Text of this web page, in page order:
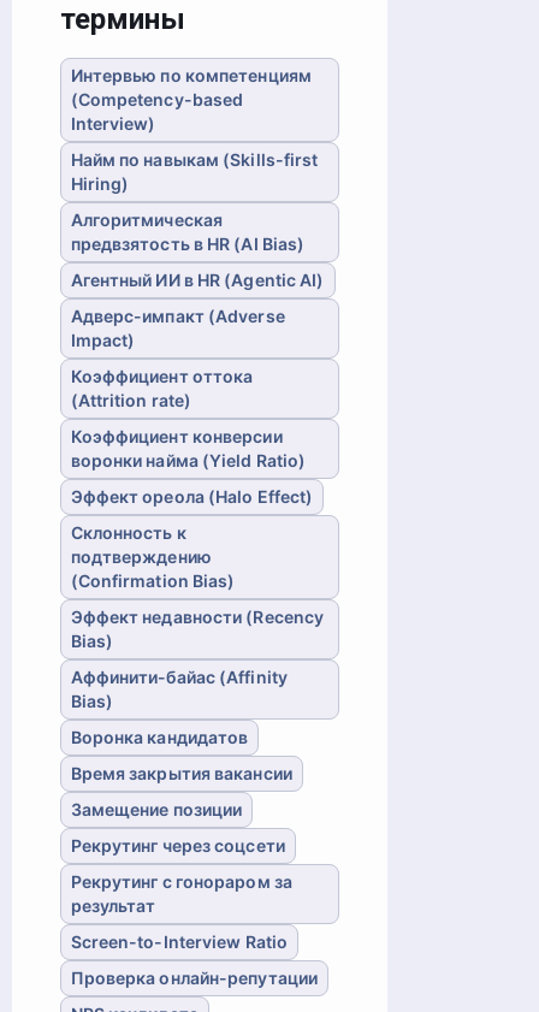
термины
Интервью по компетенциям
(Competency-based
Interview)
Найм по навыкам (Skills-first
Hiring)
Алгоритмическая
предвзятость в HR (AI Bias)
Агентный ИИ в HR (Agentic AI)
Адверс-импакт (Adverse
Impact)
Коэффициент оттока
(Attrition rate)
Коэффициент конверсии
воронки найма (Yield Ratio)
Эффект ореола (Halo Effect)
Склонность к
подтверждению
(Confirmation Bias)
Эффект недавности (Recency
Bias)
Аффинити-байас (Affinity
Bias)
Воронка кандидатов
Время закрытия вакансии
Замещение позиции
Рекрутинг через соцсети
Рекрутинг с гонораром за
результат
Screen-to-Interview Ratio
Проверка онлайн-репутации